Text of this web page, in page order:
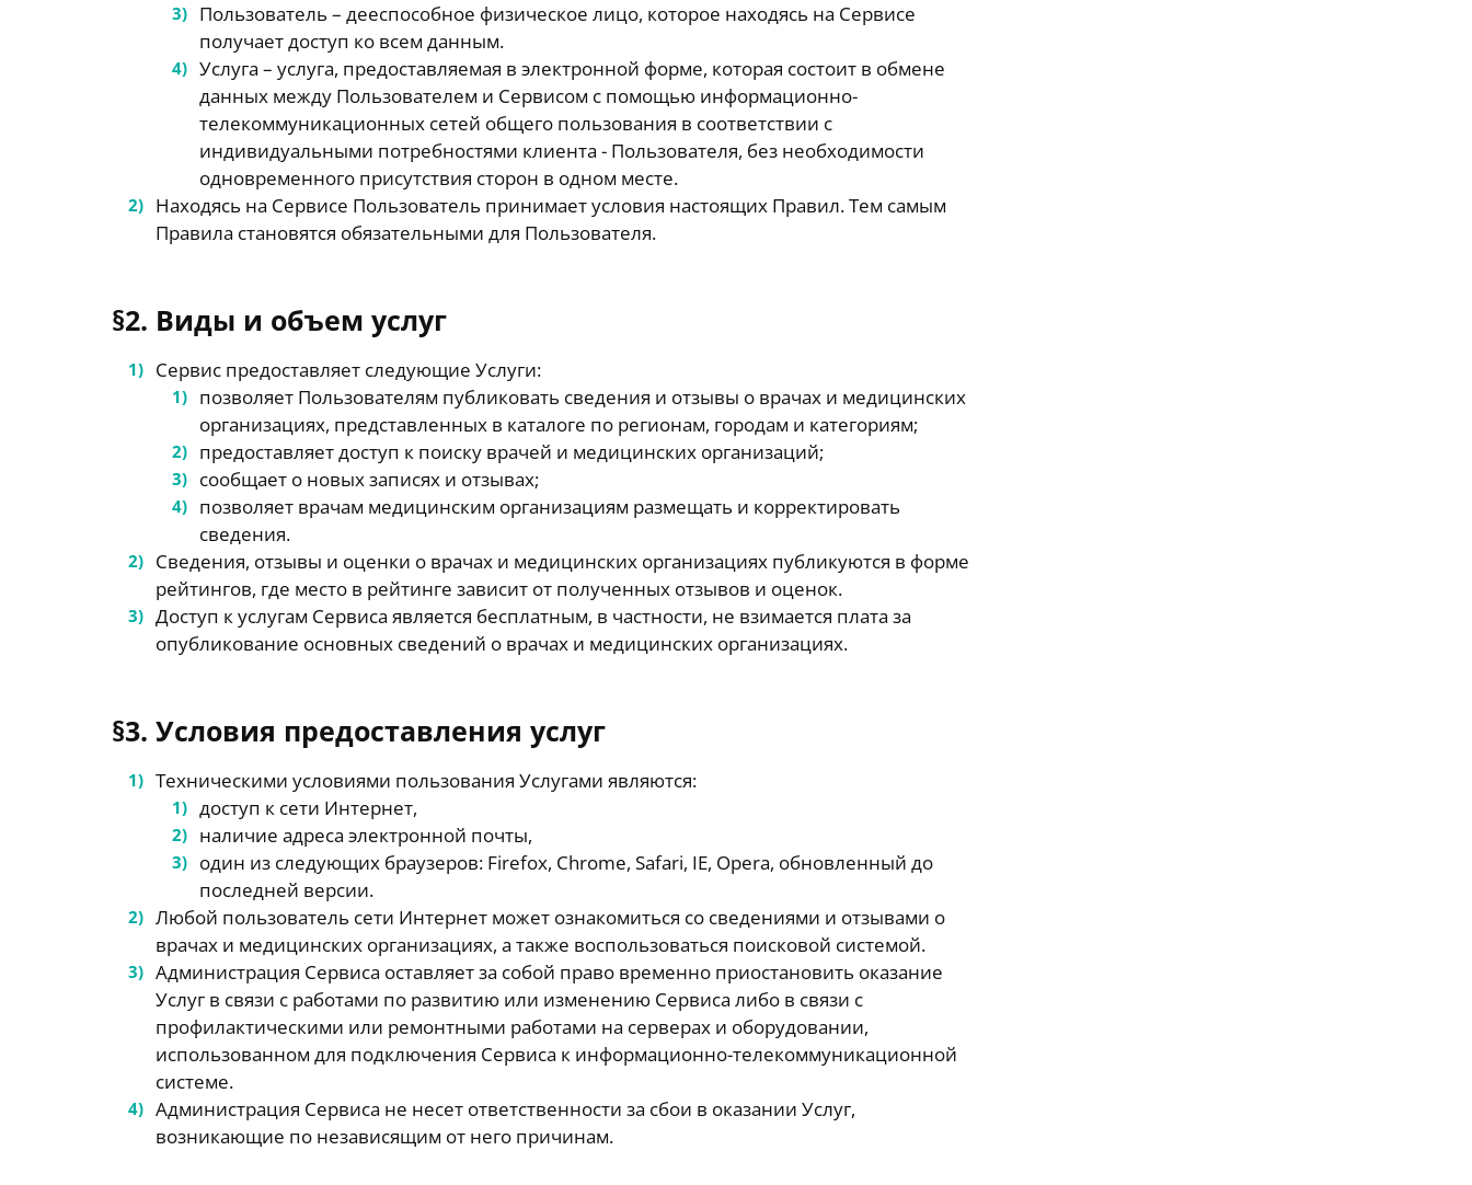
Пользователь – дееспособное физическое лицо, которое находясь на Сервисе
получает доступ ко всем данным.
Услуга – услуга, предоставляемая в электронной форме, которая состоит в обмене
данных между Пользователем и Сервисом с помощью информационно-
телекоммуникационных сетей общего пользования в соответствии с
индивидуальными потребностями клиента - Пользователя, без необходимости
одновременного присутствия сторон в одном месте.
Находясь на Сервисе Пользователь принимает условия настоящих Правил. Тем самым
Правила становятся обязательными для Пользователя.
§2. Виды и объем услуг
Сервис предоставляет следующие Услуги:
позволяет Пользователям публиковать сведения и отзывы о врачах и медицинских
организациях, представленных в каталоге по регионам, городам и категориям;
предоставляет доступ к поиску врачей и медицинских организаций;
сообщает о новых записях и отзывах;
позволяет врачам медицинским организациям размещать и корректировать
сведения.
Сведения, отзывы и оценки о врачах и медицинских организациях публикуются в форме
рейтингов, где место в рейтинге зависит от полученных отзывов и оценок.
Доступ к услугам Сервиса является бесплатным, в частности, не взимается плата за
опубликование основных сведений о врачах и медицинских организациях.
§3. Условия предоставления услуг
Техническими условиями пользования Услугами являются:
доступ к сети Интернет,
наличие адреса электронной почты,
один из следующих браузеров: Firefox, Chrome, Safari, IE, Opera, обновленный до
последней версии.
Любой пользователь сети Интернет может ознакомиться со сведениями и отзывами о
врачах и медицинских организациях, а также воспользоваться поисковой системой.
Администрация Сервиса оставляет за собой право временно приостановить оказание
Услуг в связи с работами по развитию или изменению Сервиса либо в связи с
профилактическими или ремонтными работами на серверах и оборудовании,
использованном для подключения Сервиса к информационно-телекоммуникационной
системе.
Администрация Сервиса не несет ответственности за сбои в оказании Услуг,
возникающие по независящим от него причинам.